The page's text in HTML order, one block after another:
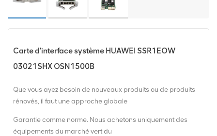
Carte d'interface système HUAWEI SSR1EOW
03021SHX OSN1500B
Que vous ayez besoin de nouveaux produits ou de produits
rénovés, il faut une approche globale
Garantie comme norme. Nous achetons uniquement des
équipements du marché vert du